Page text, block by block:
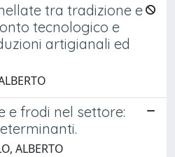
tra tradizione e
tecnologico e
artigianali ed
e frodi nel settore:
ALBERTO